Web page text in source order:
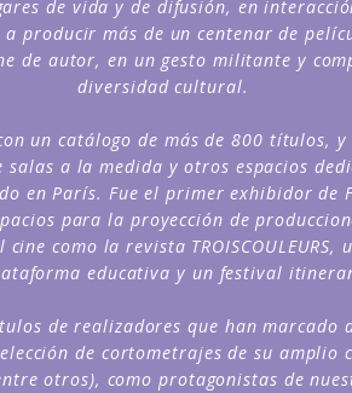
de vida y de difusión, en
producir más de un centenar de
de autor, en un gesto militante y
diversidad cultural.
un catálogo de más de 800 títulos, y
a la medida y otros espacios
en París. Fue el primer exhibidor de
para la proyección de
como la revista TROISCOULEURS,
educativa y un festival
de realizadores que han
de cortometrajes de su
otros), como protagonistas de